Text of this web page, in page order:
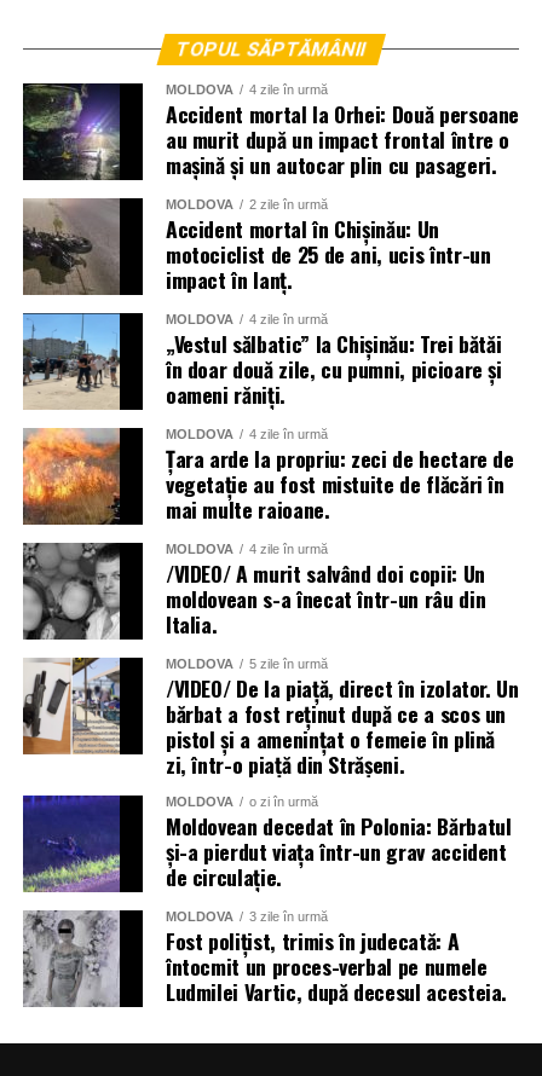
aproape două mii de angajați ai Ministerului Afacerilor
Interne, dar și toate serviciile specializate de nivel local,
raional și național.
Menționăm că meteorologii prognozează vreme instabilă
și pentru următoarele zile.
TOPUL SĂPTĂMÂNII
MOLDOVA 4 zile în urmă
Accident mortal la Orhei: Două persoane
au murit după un impact frontal între o
mașină și un autocar plin cu pasageri.
MOLDOVA 2 zile în urmă
Accident mortal în Chișinău: Un
motociclist de 25 de ani, ucis într-un
impact în lanț.
MOLDOVA 4 zile în urmă
„Vestul sălbatic” la Chișinău: Trei bătăi
în doar două zile, cu pumni, picioare și
oameni răniți.
MOLDOVA 4 zile în urmă
Țara arde la propriu: zeci de hectare de
vegetație au fost mistuite de flăcări în
mai multe raioane.
MOLDOVA 4 zile în urmă
/VIDEO/ A murit salvând doi copii: Un
moldovean s-a înecat într-un râu din
Italia.
MOLDOVA 5 zile în urmă
/VIDEO/ De la piață, direct în izolator. Un
bărbat a fost reținut după ce a scos un
pistol și a amenințat o femeie în plină
zi, într-o piață din Strășeni.
MOLDOVA o zi în urmă
Moldovean decedat în Polonia: Bărbatul
și-a pierdut viața într-un grav accident
de circulație.
MOLDOVA 3 zile în urmă
Fost polițist, trimis în judecată: A
întocmit un proces-verbal pe numele
Ludmilei Vartic, după decesul acesteia.